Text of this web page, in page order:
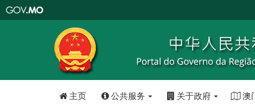
特
政
区
政
口
主页 公共服务 关于政府 澳